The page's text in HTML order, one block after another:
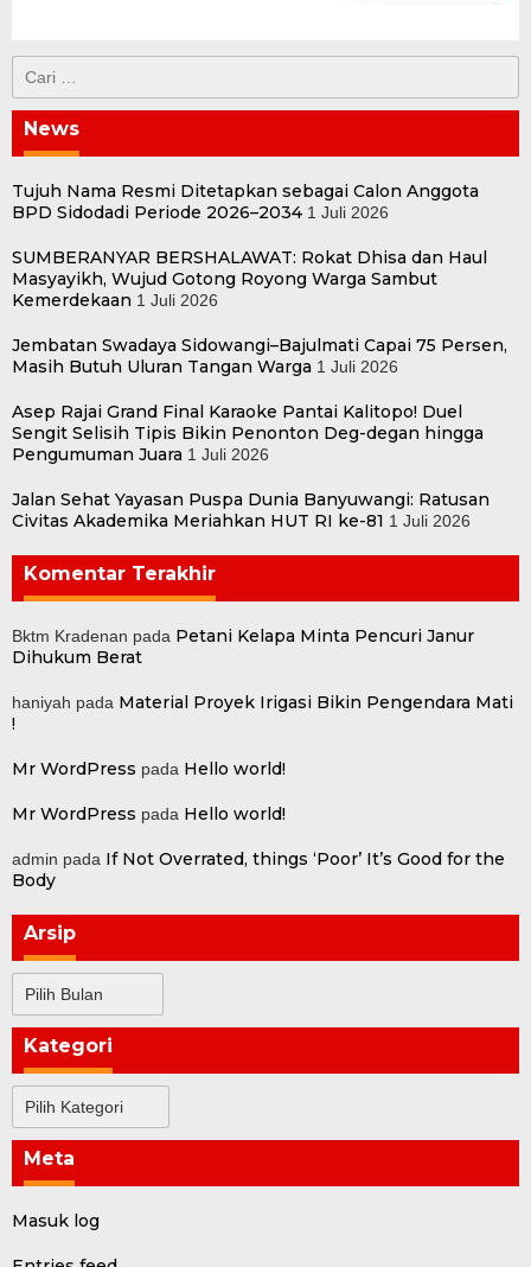
untuk:
News
Tujuh Nama Resmi Ditetapkan sebagai Calon Anggota
BPD Sidodadi Periode 2026–2034 1 Juli 2026
SUMBERANYAR BERSHALAWAT: Rokat Dhisa dan Haul
Masyayikh, Wujud Gotong Royong Warga Sambut
Kemerdekaan 1 Juli 2026
Jembatan Swadaya Sidowangi–Bajulmati Capai 75 Persen,
Masih Butuh Uluran Tangan Warga 1 Juli 2026
Asep Rajai Grand Final Karaoke Pantai Kalitopo! Duel
Sengit Selisih Tipis Bikin Penonton Deg-degan hingga
Pengumuman Juara 1 Juli 2026
Jalan Sehat Yayasan Puspa Dunia Banyuwangi: Ratusan
Civitas Akademika Meriahkan HUT RI ke-81 1 Juli 2026
Komentar Terakhir
Bktm Kradenan pada Petani Kelapa Minta Pencuri Janur
Dihukum Berat
haniyah pada Material Proyek Irigasi Bikin Pengendara Mati
!
Mr WordPress pada Hello world!
Mr WordPress pada Hello world!
admin pada If Not Overrated, things ‘Poor’ It’s Good for the
Body
Arsip
Kategori
Meta
Masuk log